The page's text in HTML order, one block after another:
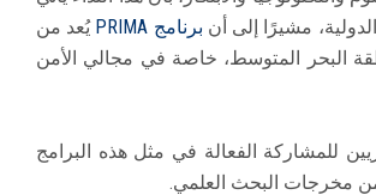
مشيرًا إلى أن برنامج PRIMA يُعد من
البحر المتوسط، خاصة في مجالي الأمن
للمشاركة الفعالة في مثل هذه البرامج
من مخرجات البحث العلمي.